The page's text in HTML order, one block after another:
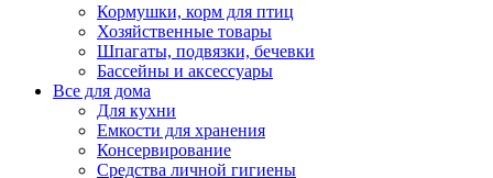
Кормушки, корм для птиц
Хозяйственные товары
Шпагаты, подвязки, бечевки
Бассейны и аксессуары
Все для дома
Для кухни
Емкости для хранения
Консервирование
Средства личной гигиены